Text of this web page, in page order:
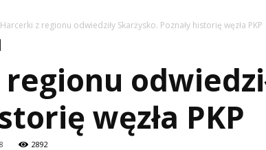
Harcerki z regionu odwiedziły Skarżysko. Poznały historię węzła PKP
węzła PKP
2892